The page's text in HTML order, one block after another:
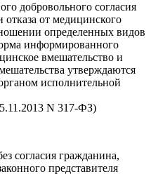
добровольного согласия
от медицинского
определенных видов
информированного
вмешательство и
утверждаются
исполнительной
N 317-ФЗ)
согласия гражданина,
представителя